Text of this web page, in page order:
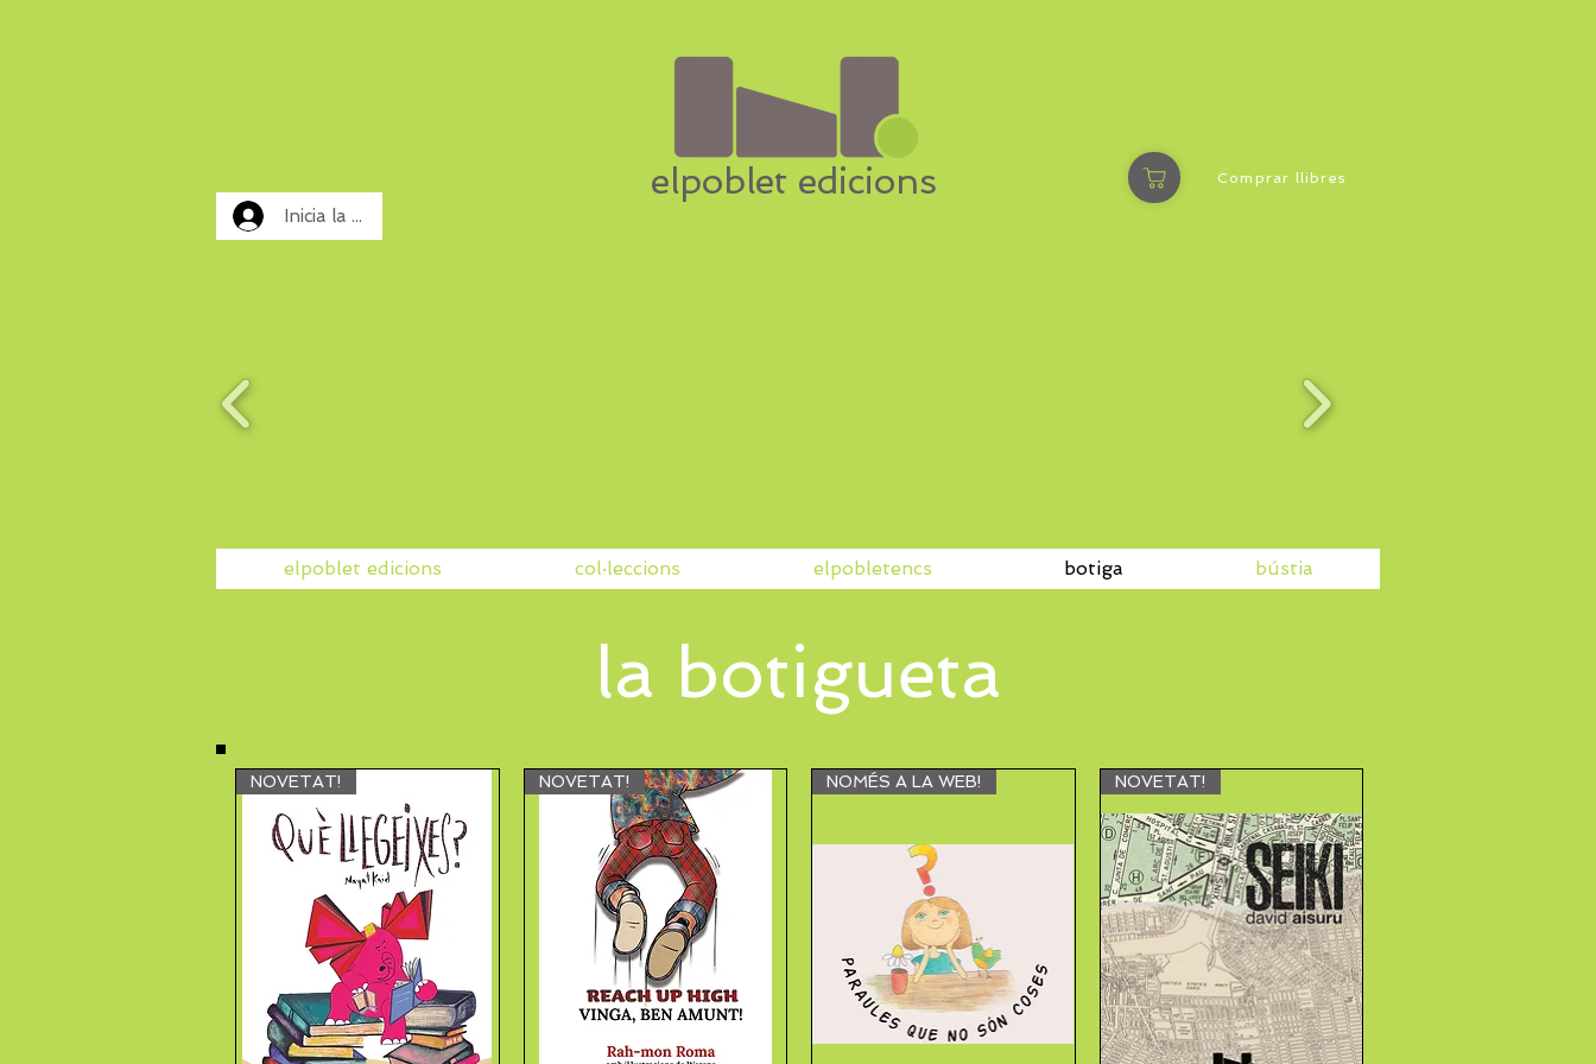
Inicia la sessió
elpoblet edicions Comprar llibres
elpoblet edicions col·leccions elpobletencs botiga bústia
la botigueta
NOVETAT! NOVETAT! NOMÉS A LA WEB! NOVETAT!